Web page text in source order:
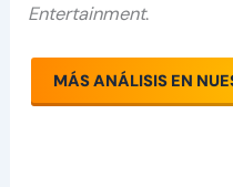
Entertainment.
MÁS ANÁLISIS EN